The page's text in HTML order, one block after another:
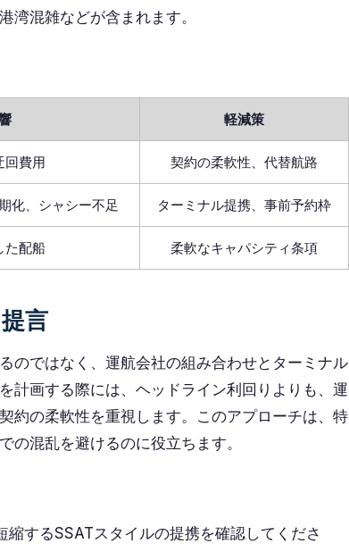
湾混雑などが含まれます。
軽減策
回費用 契約の柔軟性、代替航路
化、シャシー不足 ターミナル提携、事前予約枠
た配船 柔軟なキャパシティ条項
言
のではなく、運航会社の組み合わせとターミナル
計画する際には、ヘッドライン利回りよりも、運
約の柔軟性を重視します。このアプローチは、特
の混乱を避けるのに役立ちます。
するSSATスタイルの提携を確認してくださ